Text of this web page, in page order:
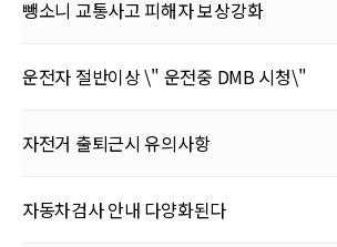
뺑소니 교통사고 피해자 보상강화
운전자 절반이상 \" 운전중 DMB 시청\"
자전거 출퇴근시 유의사항
자동차검사 안내 다양화된다